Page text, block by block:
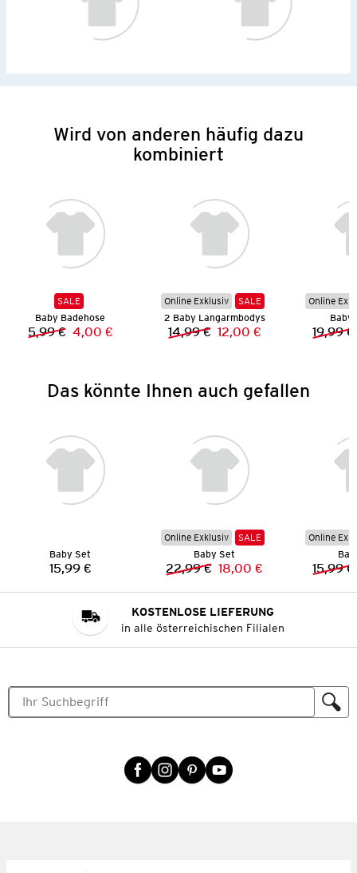
Wird von anderen häufig dazu
kombiniert
SALE
Baby Badehose
Vorheriger Preis:
5,99 € Neuer Preis:
4,00 €
Online Exklusiv
SALE
2 Baby Langarmbodys
Vorheriger Preis:
14,99 € Neuer Preis:
12,00 €
Online
Baby
19,99 €
Das könnte Ihnen auch gefallen
Baby Set
Preis:
15,99 €
Online Exklusiv
SALE
Baby Set
Vorheriger Preis:
22,99 € Neuer Preis:
18,00 €
Online
15,99 €
KOSTENLOSE LIEFERUNG
in alle österreichischen Filialen